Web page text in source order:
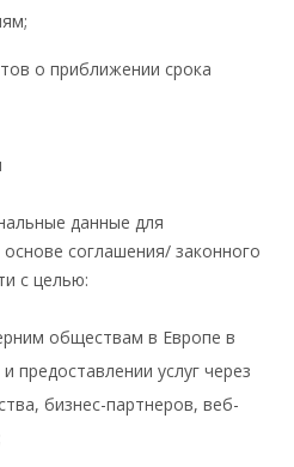
о приближении срока
данные для
соглашения/ законного
с целью:
обществам в Европе в
предоставлении услуг через
бизнес-партнеров, веб-